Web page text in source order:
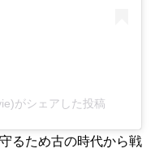
がシェアした投稿
るため古の時代から戦